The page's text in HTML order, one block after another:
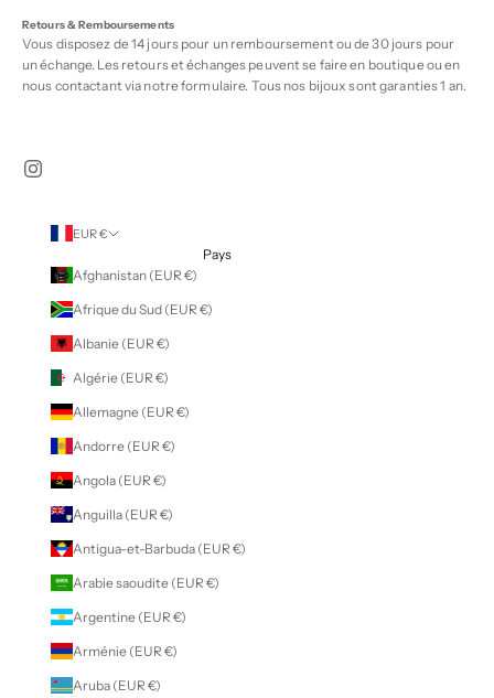
Retours & Remboursements
Vous disposez de 14 jours pour un remboursement ou de 30 jours pour
un échange. Les retours et échanges peuvent se faire en boutique ou en
nous contactant via notreformulaire. Tous nos bijoux sont garanties 1 an.
EUR €
Pays
Afghanistan (EUR €)
Afrique du Sud (EUR €)
Albanie (EUR €)
Algérie (EUR €)
Allemagne (EUR €)
Andorre (EUR €)
Angola (EUR €)
Anguilla (EUR €)
Antigua-et-Barbuda (EUR €)
Arabie saoudite (EUR €)
Argentine (EUR €)
Arménie (EUR €)
Aruba (EUR €)